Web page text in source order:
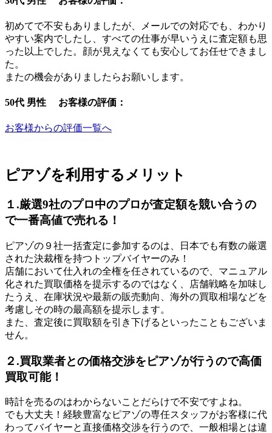
初めてで不安もありましたが、メールでの対応でも、わかり
やすい案内でしたし、すべての仕事が早いうえに査定額も思
った以上でした。顔が見えなくても安心してお任せできまし
た。
またの機会がありましたらお願いします。
50代 男性 お客様の評価：
お客様からの評価一覧へ
ピアゾを利用するメリット
１.厳選9社のプロ中のプロが査定額を競い合うの
で一番高値で売れる！
ピアゾの９社一括査定に参加するのは、日本でも有数の厳選
された決裁権を持つトップバイヤーのみ！
店舗において仕入れの全権を任されているので、マニュアル
化された買取価格を提示するのではなく、店舗戦略を加味し
たうえ、在庫状況や最新の販売動向、海外の買取相場などを
考慮しその時の最高額を提示します。
また、査定後に買取額を引き下げるといったこともございま
せん。
２.買取業者との価格交渉をピアゾが行うので高価
買取可能！
時計を売るのはわからないことだらけで不安ですよね。
でも大丈夫！経験豊富なピアゾの専任スタッフがお客様に代
わってバイヤーと直接価格交渉を行うので、一般相場とは違